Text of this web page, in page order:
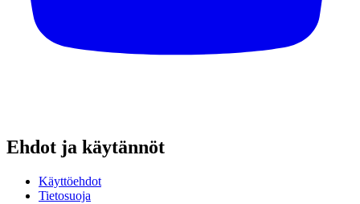
Ehdot ja käytännöt
Käyttöehdot
Tietosuoja